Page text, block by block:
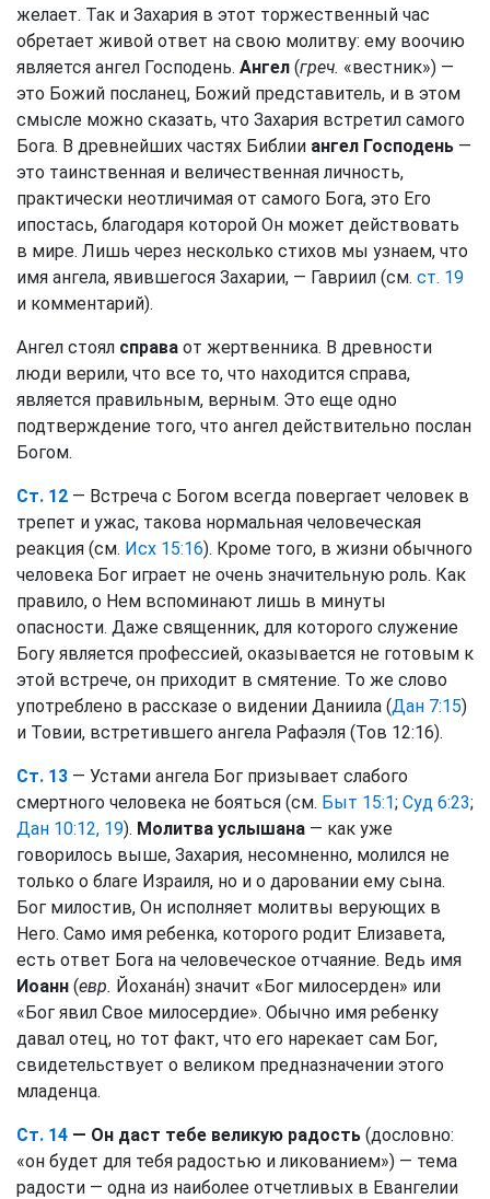
желает. Так и Захария в этот торжественный час
обретает живой ответ на свою молитву: ему воочию
является ангел Господень. Ангел (греч. «вестник») —
это Божий посланец, Божий представитель, и в этом
смысле можно сказать, что Захария встретил самого
Бога. В древнейших частях Библии ангел Господень —
это таинственная и величественная личность,
практически неотличимая от самого Бога, это Его
ипостась, благодаря которой Он может действовать
в мире. Лишь через несколько стихов мы узнаем, что
имя ангела, явившегося Захарии, — Гавриил (см. ст. 19
и комментарий).
Ангел стоял справа от жертвенника. В древности
люди верили, что все то, что находится справа,
является правильным, верным. Это еще одно
подтверждение того, что ангел действительно послан
Богом.
Ст. 12 — Встреча с Богом всегда повергает человек в
трепет и ужас, такова нормальная человеческая
реакция (см. Исх 15:16). Кроме того, в жизни обычного
человека Бог играет не очень значительную роль. Как
правило, о Нем вспоминают лишь в минуты
опасности. Даже священник, для которого служение
Богу является профессией, оказывается не готовым к
этой встрече, он приходит в смятение. То же слово
употреблено в рассказе о видении Даниила (Дан 7:15)
и Товии, встретившего ангела Рафаэля (Тов 12:16).
Ст. 13 — Устами ангела Бог призывает слабого
смертного человека не бояться (см. Быт 15:1; Суд 6:23;
Дан 10:12, 19). Молитва услышана — как уже
говорилось выше, Захария, несомненно, молился не
только о благе Израиля, но и о даровании ему сына.
Бог милостив, Он исполняет молитвы верующих в
Него. Само имя ребенка, которого родит Елизавета,
есть ответ Бога на человеческое отчаяние. Ведь имя
Иоанн (евр. Йохана́н) значит «Бог милосерден» или
«Бог явил Свое милосердие». Обычно имя ребенку
давал отец, но тот факт, что его нарекает сам Бог,
свидетельствует о великом предназначении этого
младенца.
Ст. 14 — Он даст тебе великую радость (дословно:
«он будет для тебя радостью и ликованием») — тема
радости — одна из наиболее отчетливых в Евангелии